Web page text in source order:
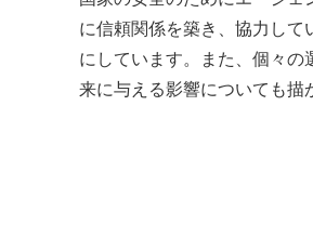
に信頼関係を築き、協力して
にしています。また、個々の
来に与える影響についても描